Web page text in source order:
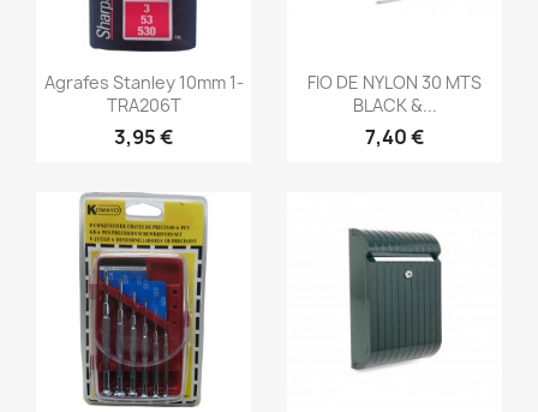
Agrafes Stanley 10mm 1-
TRA206T
3,95 €
FIO DE NYLON 30 MTS
BLACK &...
7,40 €